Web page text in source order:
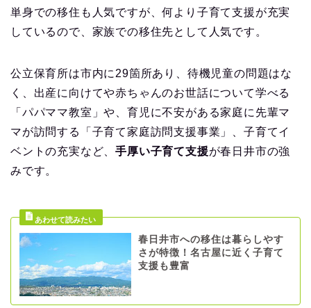
単身での移住も人気ですが、何より子育て支援が充実
しているので、家族での移住先として人気です。
公立保育所は市内に29箇所あり、待機児童の問題はな
く、出産に向けてや赤ちゃんのお世話について学べる
「パパママ教室」や、育児に不安がある家庭に先輩マ
マが訪問する「子育て家庭訪問支援事業」、子育てイ
ベントの充実など、手厚い子育て支援が春日井市の強
みです。
春日井市への移住は暮らしやす
さが特徴！名古屋に近く子育て
支援も豊富